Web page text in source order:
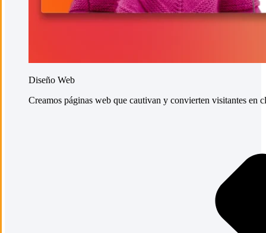
Diseño Web
Creamos páginas web que cautivan y convierten visitantes en